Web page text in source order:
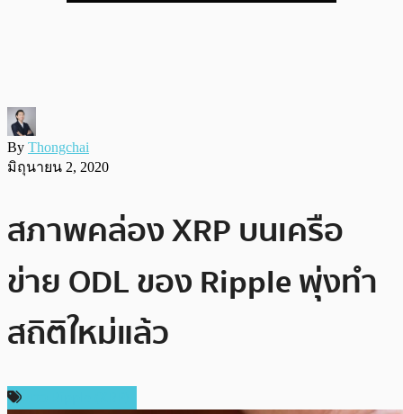
By Thongchai
มิถุนายน 2, 2020
สภาพคล่อง XRP บนเครือ
ข่าย ODL ของ Ripple พุ่งทำ
สถิติใหม่แล้ว